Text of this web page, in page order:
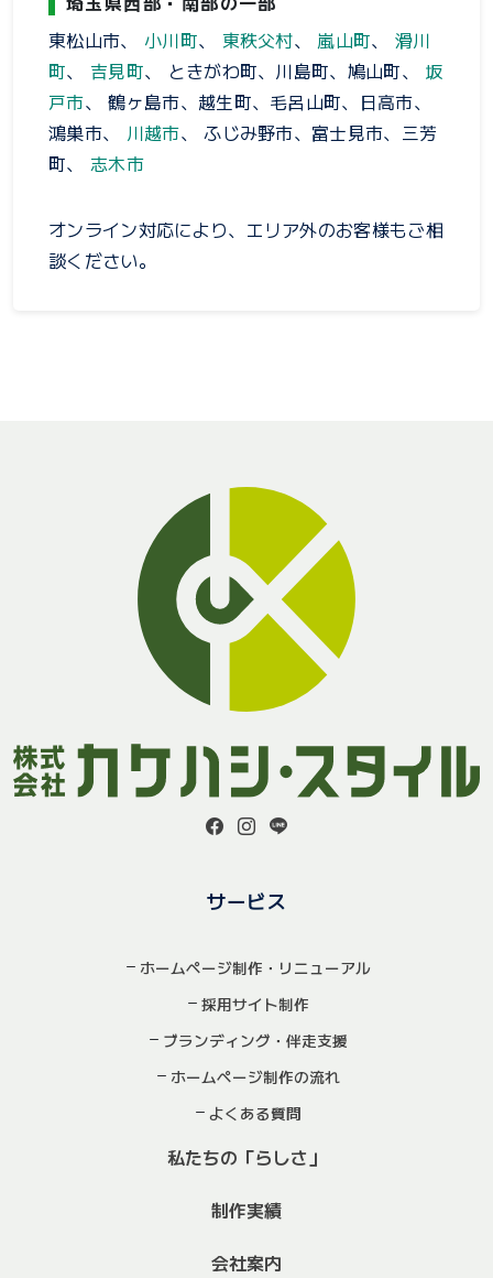
東松山市、 小川町、 東秩父村、 嵐山町、滑川
町、 吉見町、 ときがわ町、川島町、鳩山町、 坂
戸市、 鶴ヶ島市、越生町、毛呂山町、日高市、
鴻巣市、 川越市、 ふじみ野市、富士見市、三芳
町、 志木市
オンライン対応により、エリア外のお客様もご相
談ください。
サービス
ホームページ制作・リニューアル
採用サイト制作
ブランディング・伴走支援
ホームページ制作の流れ
よくある質問
私たちの「らしさ」
制作実績
会社案内